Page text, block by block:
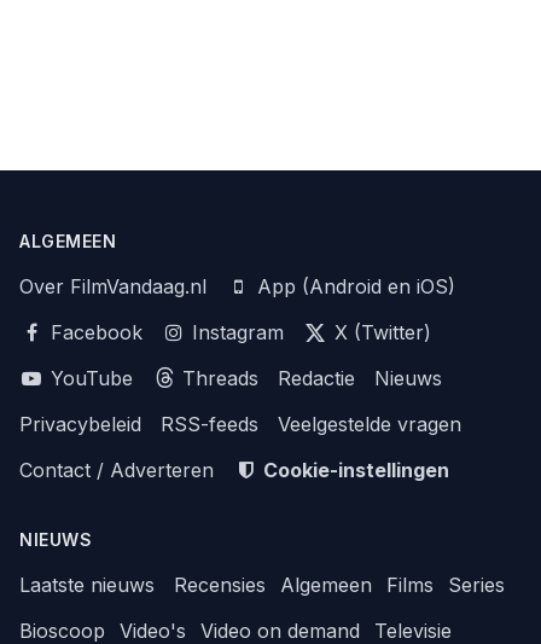
ALGEMEEN
Over FilmVandaag.nl
App (Android en iOS)
Facebook
Instagram
X (Twitter)
YouTube
Threads Redactie
Nieuws
Privacybeleid
RSS-feeds
Veelgestelde vragen
Contact / Adverteren
Cookie-instellingen
NIEUWS
Laatste nieuws Recensies Algemeen Films
Series
Bioscoop
Video's Video on demand
Televisie